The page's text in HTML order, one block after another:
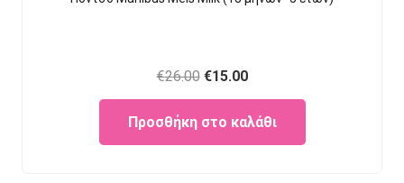
€26.00 Original
price
was:
€26.00.
€15.00Current
price
is:
€15.00.
Προσθήκη στο καλάθι